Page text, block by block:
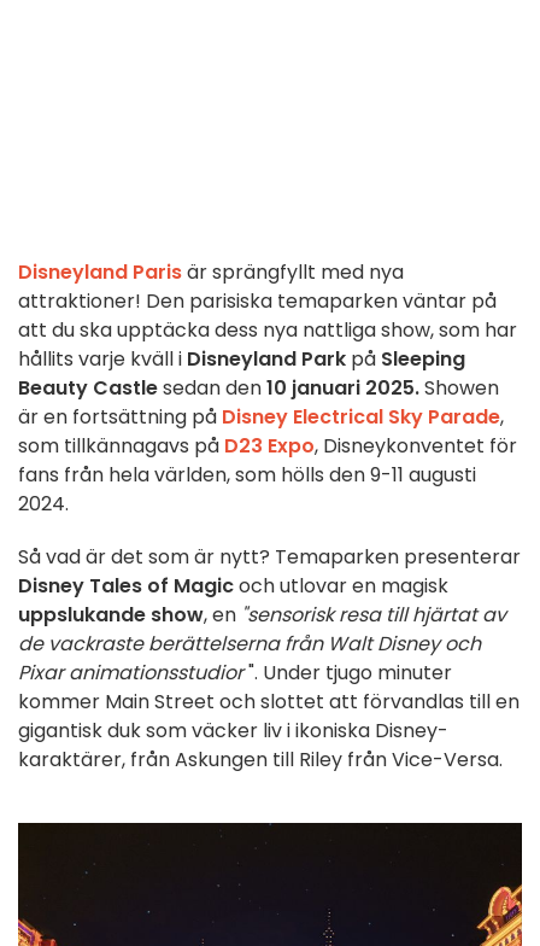
Disneyland Parisär sprängfyllt med nya
attraktioner! Den parisiska temaparken väntar på
att du ska upptäcka dess nya nattliga show, som har
hållits varje kväll i Disneyland Park på Sleeping
Beauty Castlesedan den10 januari 2025.Showen
är en fortsättning på Disney Electrical Sky Parade,
som tillkännagavs på D23 Expo, Disneykonventet för
fans från hela världen, som hölls den 9-11 augusti
2024.
Så vad är det som är nytt? Temaparken presenterar
Disney Tales of Magicoch utlovar en magisk
uppslukande show, en "sensorisk resa till hjärtat av
de vackraste berättelserna från Walt Disney och
Pixar animationsstudior". Under tjugo minuter
kommer Main Street och slottet att förvandlas till en
gigantisk duk som väcker liv i ikoniska Disney-
karaktärer, från Askungen till Riley från Vice-Versa.